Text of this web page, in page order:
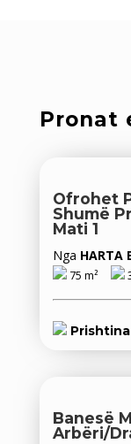
Pronat
Ofrohet
Shumë
Mati 1
Nga HARTA
75 m²
Prishtina
Banesë
Arbëri/